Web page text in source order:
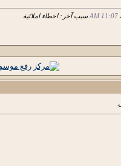
11:07 AM سبب آخر: اخطاء املائية